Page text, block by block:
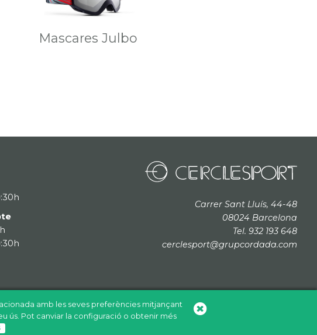
amb les seves preferències mitjançant
ús. Pot canviar la configuració o obtenir més
Mascares Julbo
Carrer Sant Lluís, 44-48
08024 Barcelona
Tel. 932 193 648
cerclesport@grupcordada.com